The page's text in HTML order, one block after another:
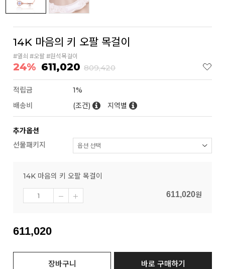
14K 마음의 키 오팔 목걸이
#열쇠 #오팔 #원석목걸이
24% 611,020 809,420
적립금
1%
배송비
(조건) 지역별
추가옵션
선물패키지
14K 마음의 키 오팔 목걸이
611,020원
611,020
장바구니 바로 구매하기